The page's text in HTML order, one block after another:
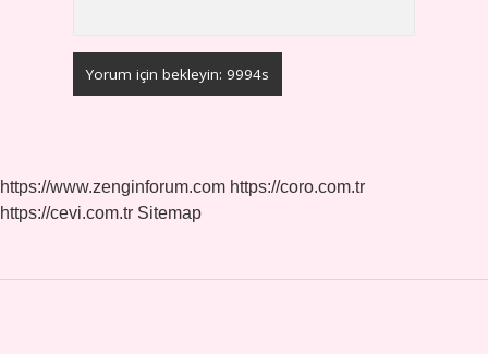
https://www.zenginforum.com https://coro.com.tr
https://cevi.com.tr Sitemap